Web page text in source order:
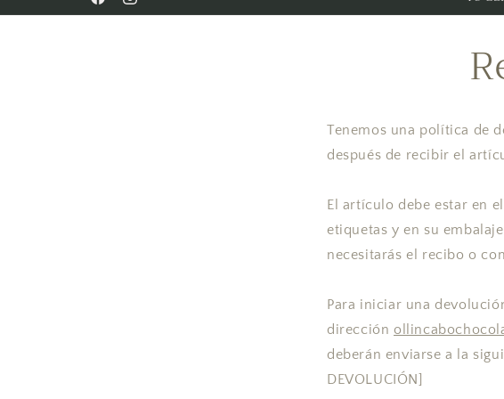
FacebookInstagram
Tenemos una política de
después de recibir el
El artículo debe estar en
etiquetas y en su
necesitarás el recibo o
Para iniciar una
dirección
deberán enviarse a la
DEVOLUCIÓN]